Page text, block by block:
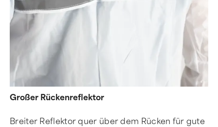
Großer Rückenreflektor
Breiter Reflektor quer über dem Rücken für gute